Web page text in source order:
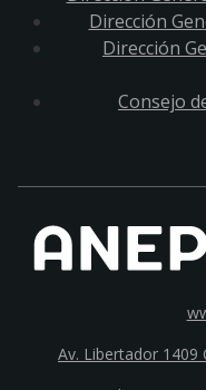
Dirección
Dirección
Consejo
Av. Libertador 1409